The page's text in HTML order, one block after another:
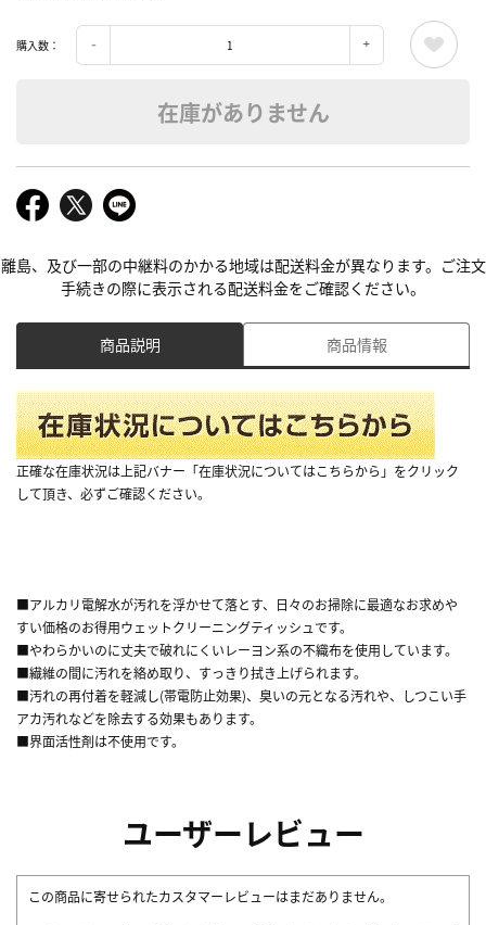
購入数：
在庫がありません
離島、及び一部の中継料のかかる地域は配送料金が異なります。ご注文
手続きの際に表示される配送料金をご確認ください。
商品説明 商品情報
正確な在庫状況は上記バナー「在庫状況についてはこちらから」をクリック
して頂き、必ずご確認ください。
■アルカリ電解水が汚れを浮かせて落とす、日々のお掃除に最適なお求めや
すい価格のお得用ウェットクリーニングティッシュです。
■やわらかいのに丈夫で破れにくいレーヨン系の不織布を使用しています。
■繊維の間に汚れを絡め取り、すっきり拭き上げられます。
■汚れの再付着を軽減し(帯電防止効果)、臭いの元となる汚れや、しつこい手
アカ汚れなどを除去する効果もあります。
■界面活性剤は不使用です。
ユーザーレビュー
この商品に寄せられたカスタマーレビューはまだありません。